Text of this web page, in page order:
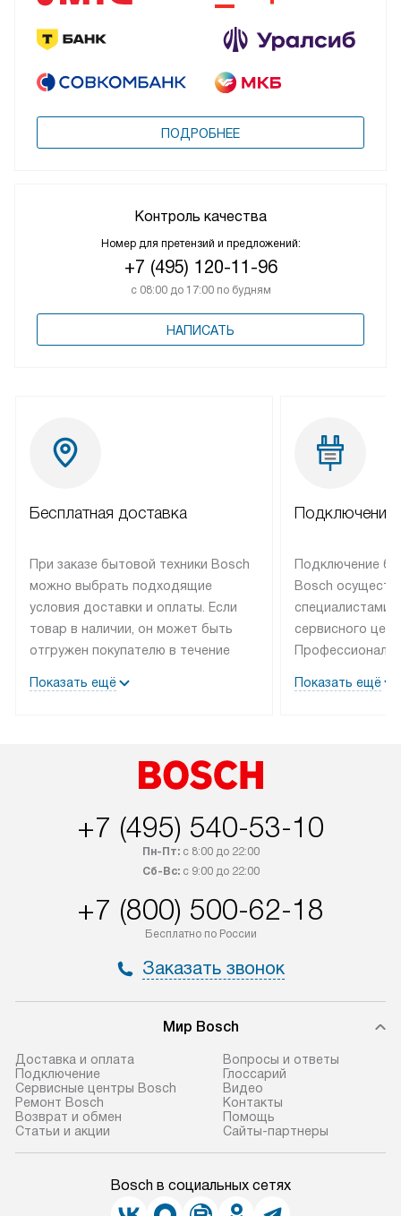
ПОДРОБНЕЕ
Контроль качества
Номер для претензий и предложений:
+7 (495) 120-11-96
с 08:00 до 17:00 по будням
НАПИСАТЬ
Бесплатная доставка
При заказе бытовой техники Bosch
можно выбрать подходящие
условия доставки и оплаты. Если
товар в наличии, он может быть
отгружен покупателю в течение
лейблом доставляется бесплатно
Показать ещё
Подключение
Подключение
Bosch
специалистами
сервисного
эксплуатации
Показать ещё
+7 (495) 540-53-10
Пн-Пт:с 8:00 до 22:00
Сб-Вс:с 9:00 до 22:00
+7 (800) 500-62-18
Бесплатно по России
Заказать звонок
Мир Bosch
Доставка и оплата
Подключение
Сервисные центры Bosch
Ремонт Bosch
Возврат и обмен
Статьи и акции
Вопросы и ответы
Глоссарий
Видео
Контакты
Помощь
Сайты-партнеры
Bosch в социальных сетях